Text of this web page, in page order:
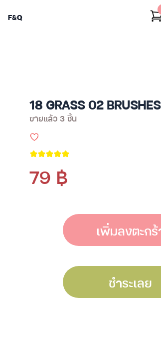
F&Q
18 GRASS 02
ขายแล้ว 3 ชิ้น
79 ฿
เพิ่มลงตะกร้
ชำระเลย